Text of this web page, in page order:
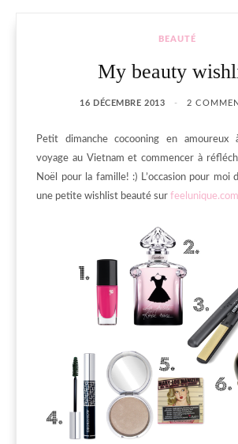
BEAUTÉ
My beauty
16 DÉCEMBRE 2013 2
Petit dimanche cocooning en amoureux
voyage au Vietnam et commencer à
Noël pour la famille! :) L’occasion pour moi
une petite wishlist beauté sur feelunique.com